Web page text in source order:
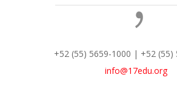
+52 (55) 5659-1000 | +52 (55)
info@17edu.org